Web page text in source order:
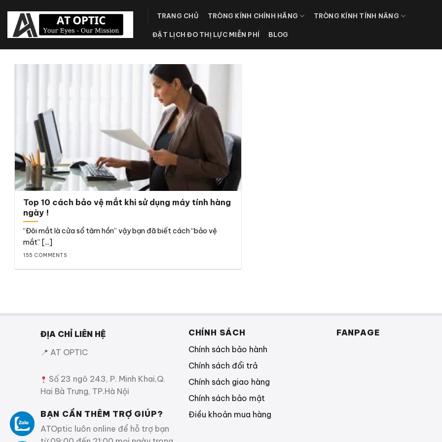
content
TRANG CHỦ TRÒNG KÍNH CHÍNH HÃNG TRÒNG KÍNH TÍNH NĂNG
ĐẶT LỊCH ĐO THỊ LỰC MIỄN PHÍ BLOG
Top 10 cách bảo vệ mắt khi sử dụng máy tính hàng
ngày !
“Đôi mắt là cửa sổ tâm hồn” vậy bạn đã biết cách “bảo vệ
mắt” [...]
155 COMMENTS
ĐỊA CHỈ LIÊN HỆ
📍 AT OPTIC
Số 23 ngõ 243, P. Minh Khai,Q.
Hai Bà Trưng, TP.Hà Nội
BẠN CẦN THÊM TRỢ GIÚP?
ATOptic luôn online để hỗ trợ bạn
CHÍNH SÁCH
Chính sách bảo hành
Chính sách đổi trả
Chính sách giao hàng
Chính sách bảo mật
Điều khoản mua hàng
FANPAGE